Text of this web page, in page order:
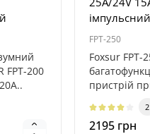
FPT-200
FPT-250
Foxsur FPT-
пристрій
2
2195 грн